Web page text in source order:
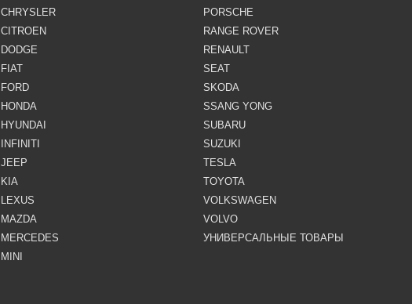
CHRYSLER
CITROEN
DODGE
FIAT
FORD
HONDA
HYUNDAI
INFINITI
JEEP
KIA
LEXUS
MAZDA
MERCEDES
MINI
PORSCHE
RANGE ROVER
RENAULT
SEAT
SKODA
SSANG YONG
SUBARU
SUZUKI
TESLA
TOYOTA
VOLKSWAGEN
VOLVO
УНИВЕРСАЛЬНЫЕ ТОВАРЫ